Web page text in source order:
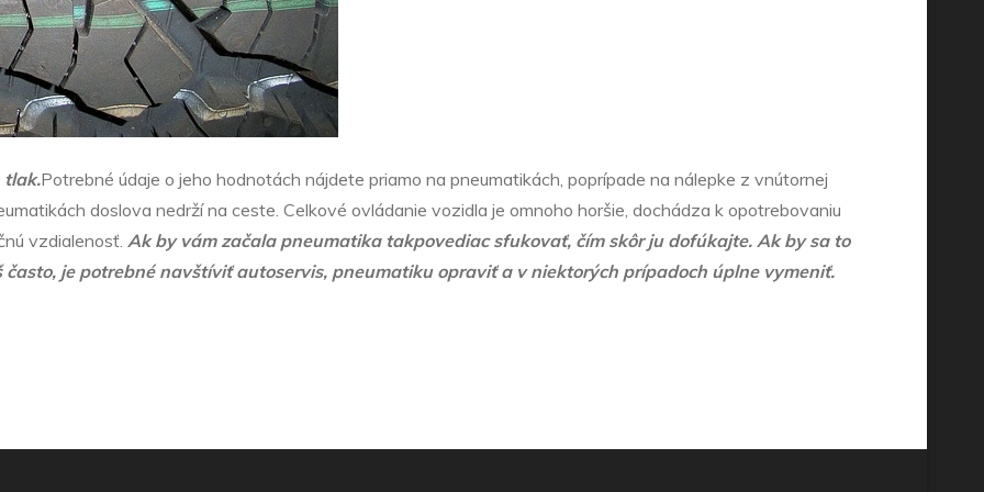
tlak.Potrebné údaje o jeho hodnotách nájdete priamo na pneumatikách, poprípade na nálepke z vnútornej
doslova nedrží na ceste. Celkové ovládanie vozidla je omnoho horšie, dochádza k opotrebovaniu
vzdialenosť. Ak by vám začala pneumatika takpovediac sfukovať, čím skôr ju dofúkajte. Ak by sa to
je potrebné navštíviť autoservis, pneumatiku opraviť a v niektorých prípadoch úplne vymeniť.